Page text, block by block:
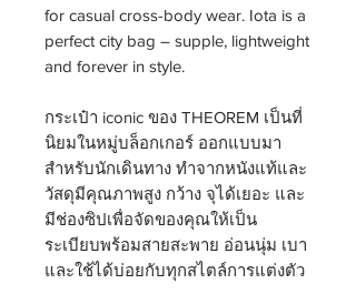
for casual cross-body wear. Iota is a
perfect city bag – supple, lightweight
and forever in style.
กระเป๋า iconic ของ THEOREM เป็นที่
นิยมในหมู่บล็อกเกอร์ ออกแบบมา
สำหรับนักเดินทาง ทำจากหนังแท้และ
วัสดุมีคุณภาพสูง กว้าง จุได้เยอะ และ
มีช่องซิปเพื่อจัดของคุณให้เป็น
ระเบียบพร้อมสายสะพาย อ่อนนุ่ม เบา
และใช้ได้บ่อยกับทุกสไตล์การแต่งตัว